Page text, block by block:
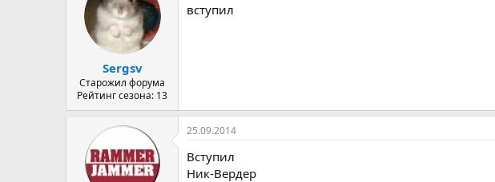
Sergsv
Старожил форума
Рейтинг сезона: 13
вступил
25.09.2014
Вступил
Ник-Вердер